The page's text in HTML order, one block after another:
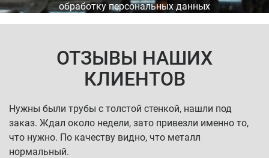
обработку персональных данных
ОТЗЫВЫ НАШИХ
КЛИЕНТОВ
Нужны были трубы с толстой стенкой, нашли под
заказ. Ждал около недели, зато привезли именно то,
что нужно. По качеству видно, что металл
нормальный.